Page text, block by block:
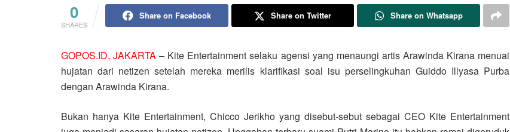
0
SHARES
Share on Facebook Share on Twitter Share on Whatsapp
GOPOS.ID, JAKARTA – Kite Entertainment selaku agensi yang menaungi artis Arawinda Kirana menuai
hujatan dari netizen setelah mereka merilis klarifikasi soal isu perselingkuhan Guiddo Illyasa Purba
dengan Arawinda Kirana.
Bukan hanya Kite Entertainment, Chicco Jerikho yang disebut-sebut sebagai CEO Kite Entertainment